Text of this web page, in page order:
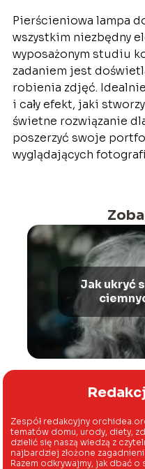
Pierścieniowa lampa
wszystkim niezbędny
wyposażonym studiu
zadaniem jest
robienia zdjęć.
i cały efekt, jaki
świetne rozwiązanie
poszerzyć swoje
wyglądających
Jak ukryć
Zespół redakcyjny
tematów domu, urody, diety,
dzielić się naszą wiedzą z
najbardziej złożone
Razem odkrywajmy, jak dbać